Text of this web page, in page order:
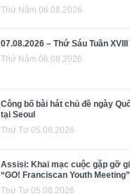
Thứ Năm 06.08.2026
07.08.2026 – Thứ Sáu Tuần
Thứ Năm 06.08.2026
Công bố bài hát chủ đề ngày
tại Seoul
Thứ Tư 05.08.2026
Assisi: Khai mạc cuộc gặp gỡ
“GO! Franciscan Youth Meeting”
Thứ Tư 05.08.2026